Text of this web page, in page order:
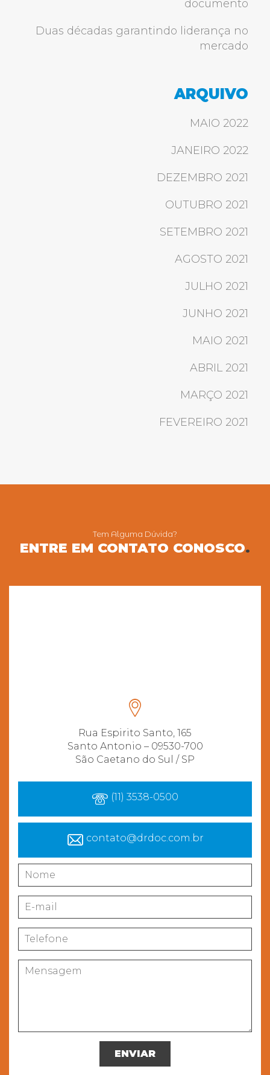
documento
Duas décadas garantindo liderança no
mercado
ARQUIVO
MAIO 2022
JANEIRO 2022
DEZEMBRO 2021
OUTUBRO 2021
SETEMBRO 2021
AGOSTO 2021
JULHO 2021
JUNHO 2021
MAIO 2021
ABRIL 2021
MARÇO 2021
FEVEREIRO 2021
Tem Alguma Dúvida?
ENTRE EM CONTATO CONOSCO.
Rua Espirito Santo, 165
Santo Antonio – 09530-700
São Caetano do Sul / SP
(11) 3538-0500
contato@drdoc.com.br